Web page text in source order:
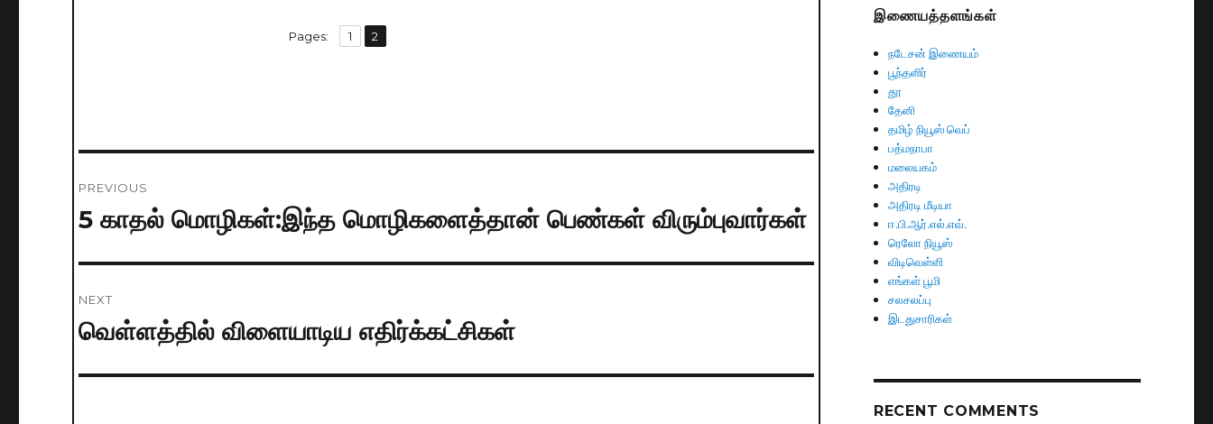
Pages: Page
1 ,
Page
2
navigation
PREVIOUS
Previous
5 காதல் மொழிகள்:இந்த மொழிகளைத்தான் பெண்கள் விரும்புவார்கள்
NEXT
Next
வெள்ளத்தில் விளையாடிய எதிர்க்கட்சிகள்
இணையத்தளங்கள்
நடேசன் இணையம்
பூந்தளிர்
தூ
தேனி
தமிழ் நியூஸ் வெப்
பத்மநாபா
மலையகம்
அதிரடி
அதிரடி மீடியா
ஈ.பி.ஆர்.எல்.எவ்.
ரெலோ நியூஸ்
விடிவெள்ளி
எங்கள் பூமி
சலசலப்பு
இடதுசாரிகள்
RECENT COMMENTS